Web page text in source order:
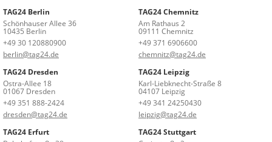
TAG24 Berlin
Schönhauser Allee 36
10435 Berlin
+49 30 120880900
berlin@tag24.de
TAG24 Chemnitz
Am Rathaus 2
09111 Chemnitz
+49 371 6906600
chemnitz@tag24.de
TAG24 Dresden
Ostra-Allee 18
01067 Dresden
+49 351 888-2424
dresden@tag24.de
TAG24 Leipzig
Karl-Liebknecht-Straße 8
04107 Leipzig
+49 341 24250430
leipzig@tag24.de
TAG24 Erfurt
TAG24 Stuttgart